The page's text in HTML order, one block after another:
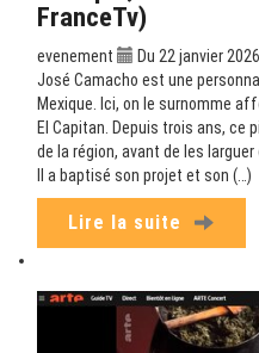
FranceTv)
evenement
Du 22 janvier
José Camacho est une
Mexique. Ici, on le surnomme
El Capitan. Depuis trois ans, ce
de la région, avant de les
Il a baptisé son projet et son (…)
Lire la suite